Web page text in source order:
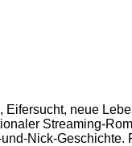
neue
Streaming-
Nick-